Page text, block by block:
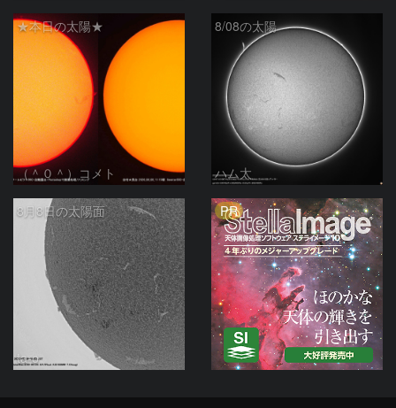
★本日の太陽★
（＾０＾）コメト
8/08の太陽
ハム太
8月8日の太陽面
ta-o
PR